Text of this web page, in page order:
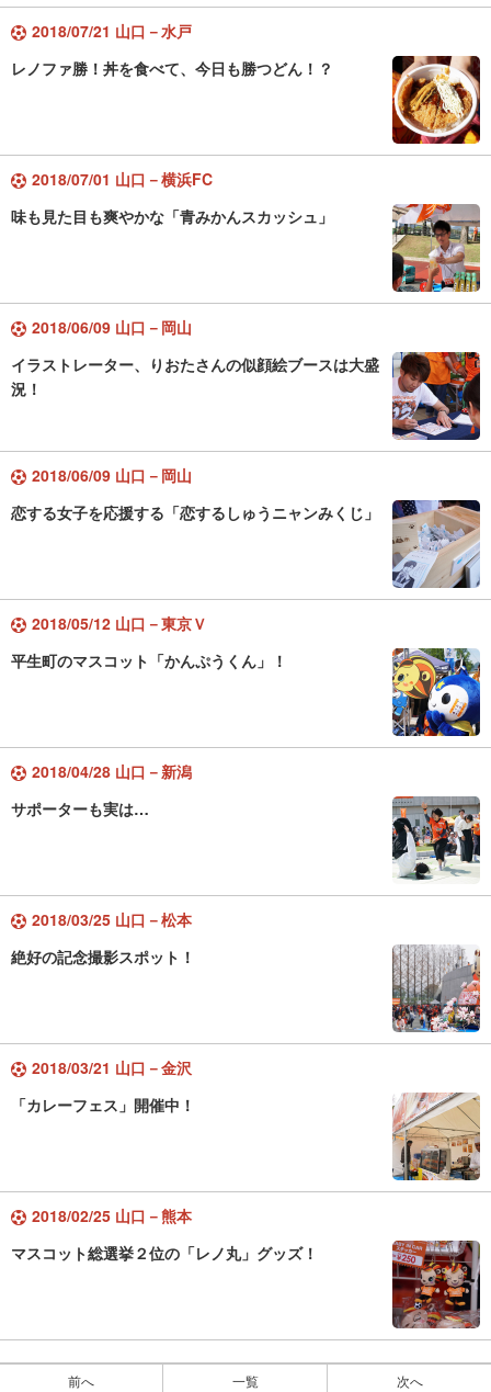
2018/07/21 山口－水戸
レノファ勝！丼を食べて、今日も勝つどん！？
2018/07/01 山口－横浜FC
味も見た目も爽やかな「青みかんスカッシュ」
2018/06/09 山口－岡山
イラストレーター、りおたさんの似顔絵ブースは大盛
況！
2018/06/09 山口－岡山
恋する女子を応援する「恋するしゅうニャンみくじ」
2018/05/12 山口－東京Ｖ
平生町のマスコット「かんぷうくん」！
2018/04/28 山口－新潟
サポーターも実は…
2018/03/25 山口－松本
絶好の記念撮影スポット！
2018/03/21 山口－金沢
「カレーフェス」開催中！
2018/02/25 山口－熊本
マスコット総選挙２位の「レノ丸」グッズ！
前へ 一覧 次へ